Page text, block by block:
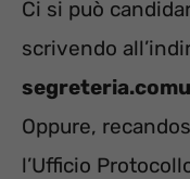
Ci si può
scrivendo
Oppure,
l’Ufficio